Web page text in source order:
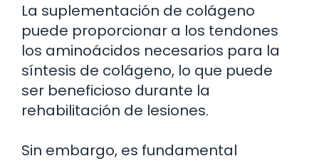
La suplementación de colágeno
puede proporcionar a los tendones
los aminoácidos necesarios para la
síntesis de colágeno, lo que puede
ser beneficioso durante la
rehabilitación de lesiones.
Sin embargo, es fundamental